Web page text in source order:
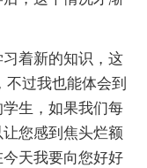
着新的知识，这
过我也能体会到
生，如果我们每
您感到焦头烂额
天我要向您好好